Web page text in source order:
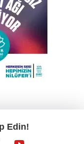
5 imza birden
soruları: 419
Edin!